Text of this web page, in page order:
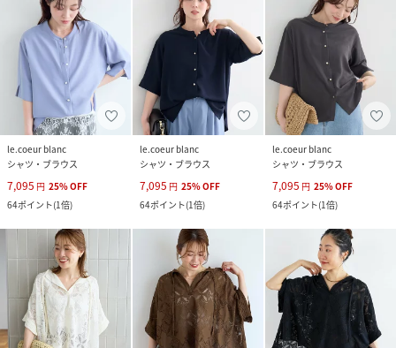
le.coeur blanc
シャツ・ブラウス
7,095 円 25%OFF
64ポイント(1倍)
le.coeur blanc
シャツ・ブラウス
7,095 円 25%OFF
64ポイント(1倍)
le.coeur blanc
シャツ・ブラウス
7,095 円 25%OFF
64ポイント(1倍)